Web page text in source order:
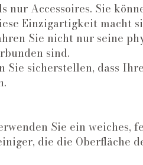
nur Accessoires. Sie
Einzigartigkeit macht
Sie nicht nur seine
sind.
Sie sicherstellen, dass Ihre
Sie ein weiches,
die die Oberfläche